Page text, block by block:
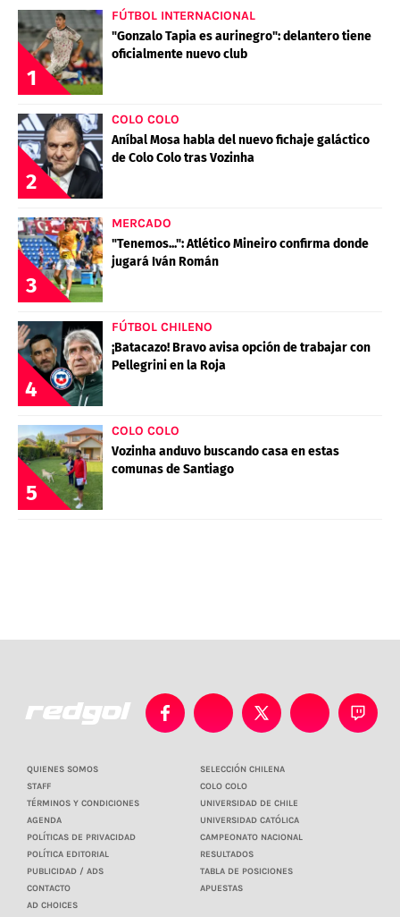
1
FÚTBOL INTERNACIONAL
"Gonzalo Tapia es aurinegro": delantero tiene
oficialmente nuevo club
2
COLO COLO
Aníbal Mosa habla del nuevo fichaje galáctico
de Colo Colo tras Vozinha
3
MERCADO
"Tenemos...": Atlético Mineiro confirma donde
jugará Iván Román
4
FÚTBOL CHILENO
¡Batacazo! Bravo avisa opción de trabajar con
Pellegrini en la Roja
5
COLO COLO
Vozinha anduvo buscando casa en estas
comunas de Santiago
QUIENES SOMOS
STAFF
TÉRMINOS Y CONDICIONES
AGENDA
POLÍTICAS DE PRIVACIDAD
POLÍTICA EDITORIAL
PUBLICIDAD / ADS
CONTACTO
AD CHOICES
SELECCIÓN CHILENA
COLO COLO
UNIVERSIDAD DE CHILE
UNIVERSIDAD CATÓLICA
CAMPEONATO NACIONAL
RESULTADOS
TABLA DE POSICIONES
APUESTAS